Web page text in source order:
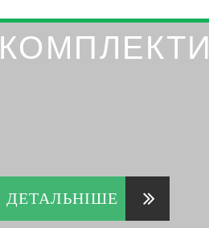
КОМПЛЕКТИ
ДЕТАЛЬНІШЕ